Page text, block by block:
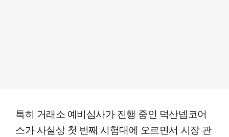
특히 거래소 예비심사가 진행 중인 덕산넵코어
스가 사실상 첫 번째 시험대에 오르면서 시장 관